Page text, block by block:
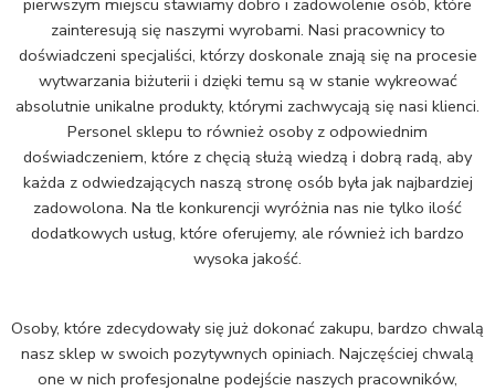
zainteresują się naszymi wyrobami. Nasi pracownicy to
doświadczeni specjaliści, którzy doskonale znają się na procesie
wytwarzania biżuterii i dzięki temu są w stanie wykreować
absolutnie unikalne produkty, którymi zachwycają się nasi klienci.
Personel sklepu to również osoby z odpowiednim
doświadczeniem, które z chęcią służą wiedzą i dobrą radą, aby
każda z odwiedzających naszą stronę osób była jak najbardziej
zadowolona. Na tle konkurencji wyróżnia nas nie tylko ilość
dodatkowych usług, które oferujemy, ale również ich bardzo
wysoka jakość.
Osoby, które zdecydowały się już dokonać zakupu, bardzo chwalą
nasz sklep w swoich pozytywnych opiniach. Najczęściej chwalą
one w nich profesjonalne podejście naszych pracowników,